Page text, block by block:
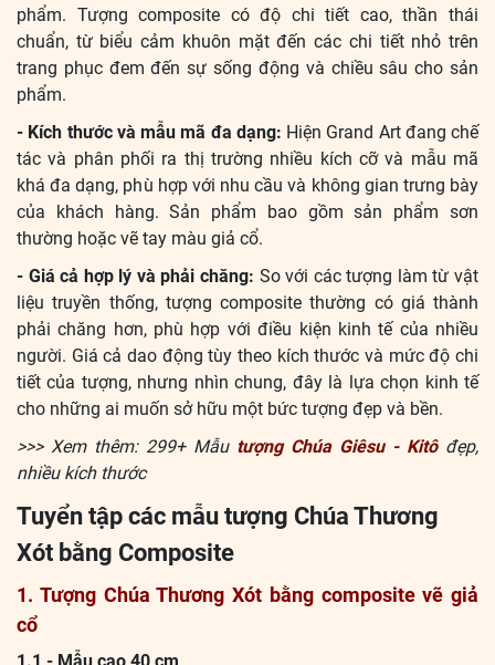
phẩm. Tượng composite có độ chi tiết cao, thần thái
chuẩn, từ biểu cảm khuôn mặt đến các chi tiết nhỏ trên
trang phục đem đến sự sống động và chiều sâu cho sản
phẩm.
- Kích thước và mẫu mã đa dạng: Hiện Grand Art đang chế
tác và phân phối ra thị trường nhiều kích cỡ và mẫu mã
khá đa dạng, phù hợp với nhu cầu và không gian trưng bày
của khách hàng. Sản phẩm bao gồm sản phẩm sơn
thường hoặc vẽ tay màu giả cổ.
- Giá cả hợp lý và phải chăng: So với các tượng làm từ vật
liệu truyền thống, tượng composite thường có giá thành
phải chăng hơn, phù hợp với điều kiện kinh tế của nhiều
người. Giá cả dao động tùy theo kích thước và mức độ chi
tiết của tượng, nhưng nhìn chung, đây là lựa chọn kinh tế
cho những ai muốn sở hữu một bức tượng đẹp và bền.
>>> Xem thêm: 299+ Mẫu tượng Chúa Giêsu - Kitôđẹp,
nhiều kích thước
Tuyển tập các mẫu tượng Chúa Thương
Xót bằng Composite
1. Tượng Chúa Thương Xót bằng composite vẽ giả
cổ